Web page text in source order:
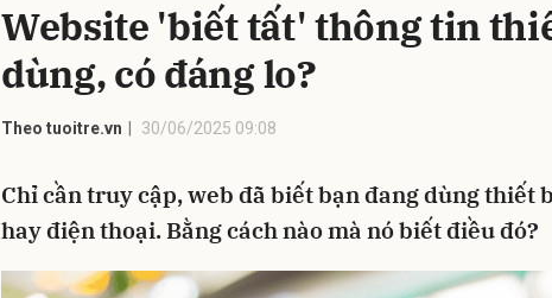
Website 'biết tất' thông tin
dùng, có đáng lo?
Theo tuoitre.vn 30/06/2025 09:08
Chỉ cần truy cập, web đã biết bạn đang dùng thiết
hay điện thoại. Bằng cách nào mà nó biết điều đó?